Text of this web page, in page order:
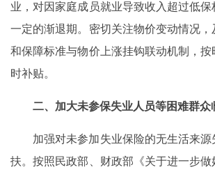
业，对因家庭成员就业导致收入超过低
一定的渐退期。密切关注物价变动情况
和保障标准与物价上涨挂钩联动机制，
时补贴。
二、加大未参保失业人员等困难群众
加强对未参加失业保险的无生活来
扶。按照民政部、财政部《关于进一步